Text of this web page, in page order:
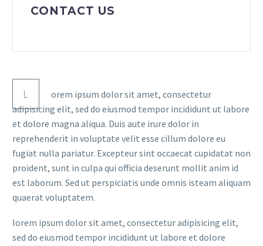
CONTACT US
L
orem ipsum dolor sit amet, consectetur
adipisicing elit, sed do eiusmod tempor incididunt ut labore
et dolore magna aliqua. Duis aute irure dolor in
reprehenderit in voluptate velit esse cillum dolore eu
fugiat nulla pariatur. Excepteur sint occaecat cupidatat non
proident, sunt in culpa qui officia deserunt mollit anim id
est laborum. Sed ut perspiciatis unde omnis isteam aliquam
quaerat voluptatem.
lorem ipsum dolor sit amet, consectetur adipisicing elit,
sed do eiusmod tempor incididunt ut labore et dolore